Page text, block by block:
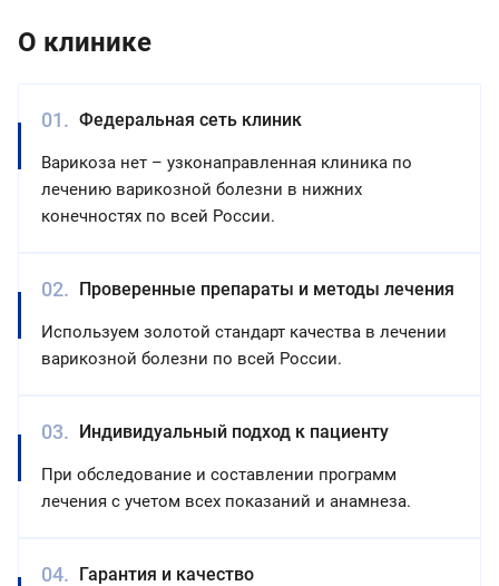
нарушения
контроля
выявлены
или
кровотока.
Флеболог
назначит
О клинике
Федеральная сеть клиник
Варикоза нет – узконаправленная клиника по
лечению варикозной болезни в нижних
конечностях по всей России.
Проверенные препараты и методы лечения
Используем золотой стандарт качества в лечении
варикозной болезни по всей России.
Индивидуальный подход к пациенту
При обследование и составлении программ
лечения с учетом всех показаний и анамнеза.
Гарантия и качество